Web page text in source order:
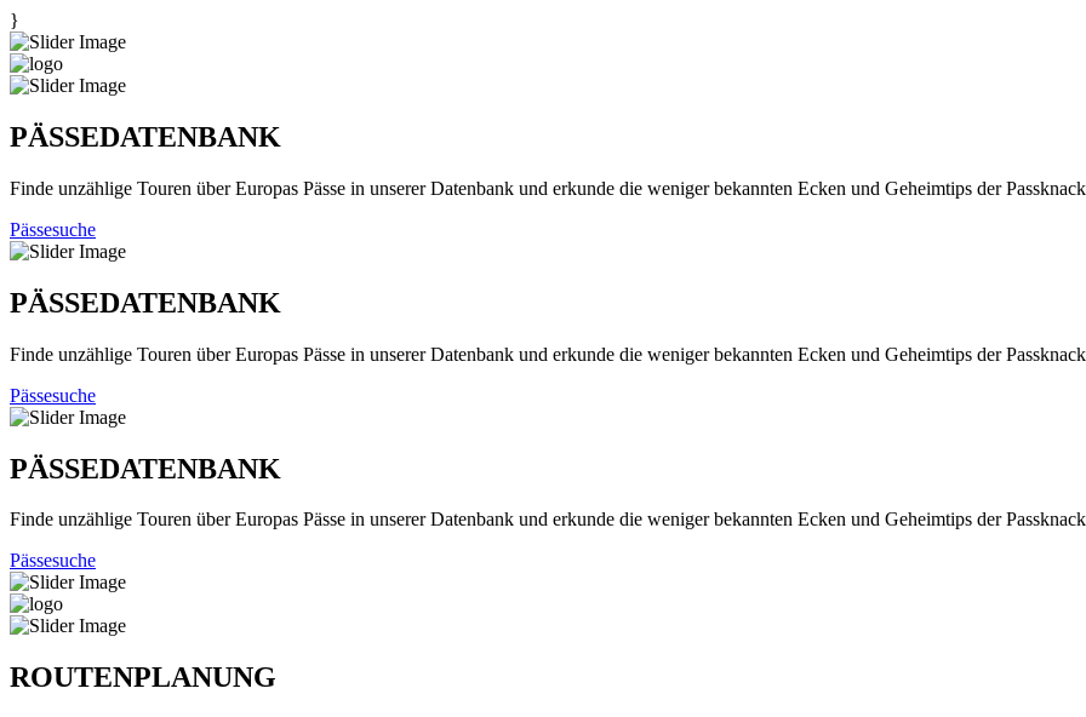
}
PÄSSEDATENBANK
Finde unzählige Touren über Europas Pässe in unserer Datenbank und erkunde die weniger bekannten Ecken und Geheimtips der
Pässesuche
PÄSSEDATENBANK
Finde unzählige Touren über Europas Pässe in unserer Datenbank und erkunde die weniger bekannten Ecken und Geheimtips der
Pässesuche
PÄSSEDATENBANK
Finde unzählige Touren über Europas Pässe in unserer Datenbank und erkunde die weniger bekannten Ecken und Geheimtips der
Pässesuche
ROUTENPLANUNG